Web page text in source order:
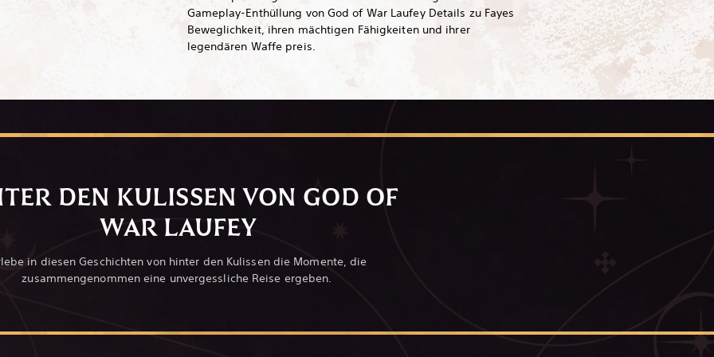
Gameplay-Enthüllung von God of War Laufey Details zu Fayes
Beweglichkeit, ihren mächtigen Fähigkeiten und ihrer
legendären Waffe preis.
DEN KULISSEN VON GOD OF
WAR LAUFEY
in diesen Geschichten von hinter den Kulissen die Momente, die
zusammengenommen eine unvergessliche Reise ergeben.